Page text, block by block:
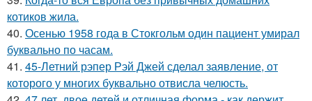
котиков жила.
40. Осенью 1958 года в Стокгольм один пациент умирал
буквально по часам.
41. 45-Летний рэпер Рэй Джей сделал заявление, от
которого у многих буквально отвисла челюсть.